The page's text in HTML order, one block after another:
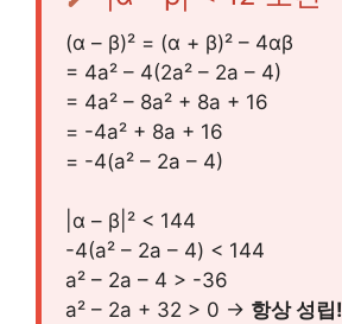
(α – β)² = (α + β)² – 4αβ
= 4a² – 4(2a² – 2a – 4)
= 4a² – 8a² + 8a + 16
= -4a² + 8a + 16
= -4(a² – 2a – 4)
|α – β|² < 144
-4(a² – 2a – 4) < 144
a² – 2a – 4 > -36
a² – 2a + 32 > 0 → 항상 성립!